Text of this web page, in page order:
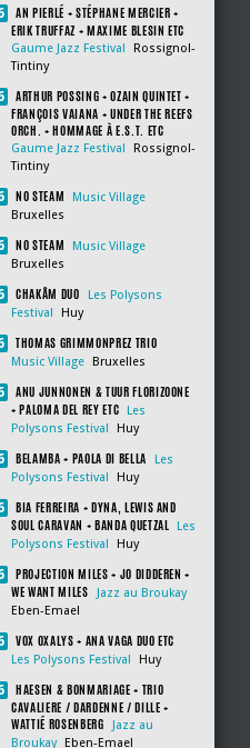
AN PIERLÉ + STÉPHANE MERCIER +
ERIK TRUFFAZ + MAXIME BLESIN ETC
Gaume Jazz Festival
Rossignol-
Tintiny
ARTHUR POSSING + OZAIN QUINTET +
FRANÇOIS VAIANA + UNDER THE REEFS
ORCH. + HOMMAGE À E.S.T. ETC
Gaume Jazz Festival
Rossignol-
Tintiny
NO STEAM
Music Village
Bruxelles
NO STEAM
Music Village
Bruxelles
CHAKÂM DUO
Les Polysons
Festival
Huy
THOMAS GRIMMONPREZ TRIO
Music Village Bruxelles
ANU JUNNONEN & TUUR FLORIZOONE
+ PALOMA DEL REY ETC
Les
Polysons Festival
Huy
BELAMBA + PAOLA DI BELLA
Les
Polysons Festival
Huy
BIA FERREIRA + DYNA, LEWIS AND
SOUL CARAVAN + BANDA QUETZAL
Les
Polysons Festival
Huy
PROJECTION MILES + JO DIDDEREN +
WE WANT MILES
Jazz au Broukay
Eben-Emael
VOX OXALYS + ANA VAGA DUO ETC
Les Polysons Festival Huy
HAESEN & BONMARIAGE + TRIO
CAVALIERE / DARDENNE / DILLE +
WATTIÉ ROSENBERG
Jazz au
Broukay
Eben-Emael